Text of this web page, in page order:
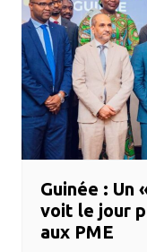
Guinée : Un
voit le jour
aux PME